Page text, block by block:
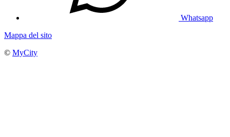
Whatsapp
Mappa del sito
© MyCity